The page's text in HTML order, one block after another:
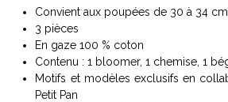
Convient aux poupées de 30 à 34 cm
3 pièces
En gaze 100 % coton
Contenu : 1 bloomer, 1 chemise, 1
Motifs et modèles exclusifs en
Petit Pan